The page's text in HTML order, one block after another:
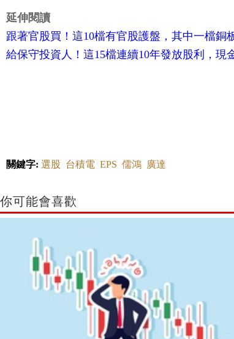
延伸閱讀
跟著官股買！這10檔有官股護盤，其中一檔銅
給保守投資人！這15檔連續10年發放股利，現
關鍵字: 選股 台積電 EPS 儒鴻 廣達
你可能會喜歡